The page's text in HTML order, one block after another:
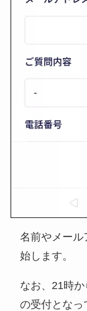
名前やメール
始します。
なお、21時
の受付となっ